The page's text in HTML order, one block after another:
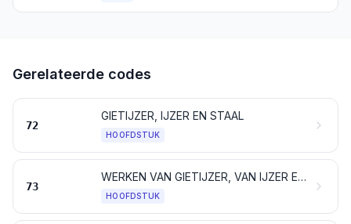
Gerelateerde codes
72
GIETIJZER, IJZER EN STAAL
HOOFDSTUK
73
WERKEN VAN GIETIJZER, VAN IJZER EN VAN STAAL
HOOFDSTUK